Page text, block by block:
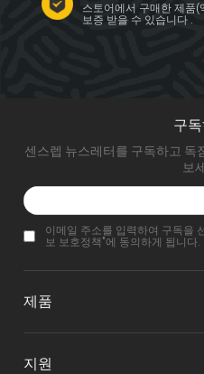
스토어에서 구매한 제품
보증 받을 수 있습니다 .
구
센스렙 뉴스레터를 구독하고 독
보
이메일 주소를 입력하여 구독을
보 보호정책 "에 동의하게 됩니다.
제품
지원